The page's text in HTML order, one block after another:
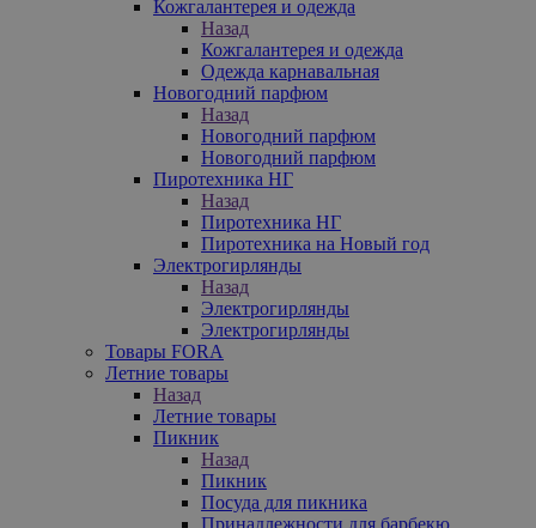
Кожгалантерея и одежда
Назад
Кожгалантерея и одежда
Одежда карнавальная
Новогодний парфюм
Назад
Новогодний парфюм
Новогодний парфюм
Пиротехника НГ
Назад
Пиротехника НГ
Пиротехника на Новый год
Электрогирлянды
Назад
Электрогирлянды
Электрогирлянды
Товары FORA
Летние товары
Назад
Летние товары
Пикник
Назад
Пикник
Посуда для пикника
Принадлежности для барбекю